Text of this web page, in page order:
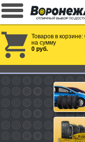
Товаров в корзине:
на сумму
0 руб.